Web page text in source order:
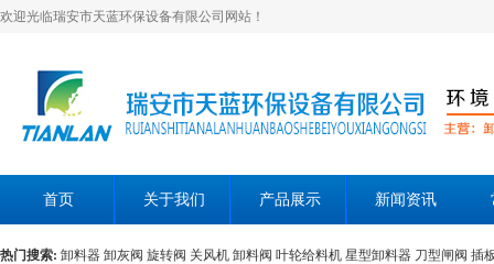
欢迎光临瑞安市天蓝环保设备有限公司网站！
首页 关于我们 产品展示 新闻资讯
热门搜索: 卸料器 卸灰阀 旋转阀 关风机 卸料阀 叶轮给料机 星型卸料器 刀型闸阀 插